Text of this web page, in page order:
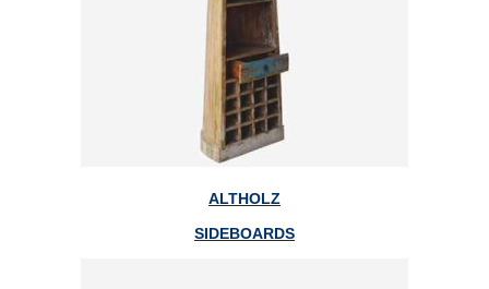
ALTHOLZ
SIDEBOARDS